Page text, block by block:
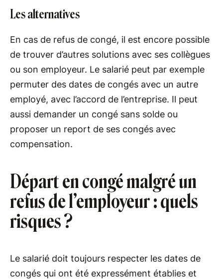
Les alternatives
En cas de refus de congé, il est encore possible
de trouver d’autres solutions avec ses collègues
ou son employeur. Le salarié peut par exemple
permuter des dates de congés avec un autre
employé, avec l’accord de l’entreprise. Il peut
aussi demander un congé sans solde ou
proposer un report de ses congés avec
compensation.
Départ en congé malgré un
refus de l’employeur : quels
risques ?
Le salarié doit toujours respecter les dates de
congés qui ont été expressément établies et